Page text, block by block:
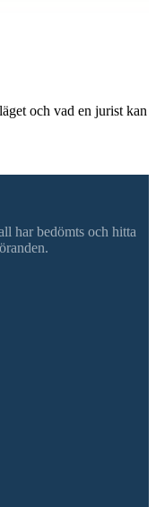
och vad en jurist kan
har bedömts och hitta